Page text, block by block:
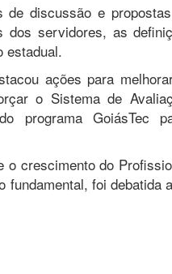
de discussão e
dos servidores, as
estadual.
ações para
o Sistema de
programa GoiásTec
crescimento do
foi debatida